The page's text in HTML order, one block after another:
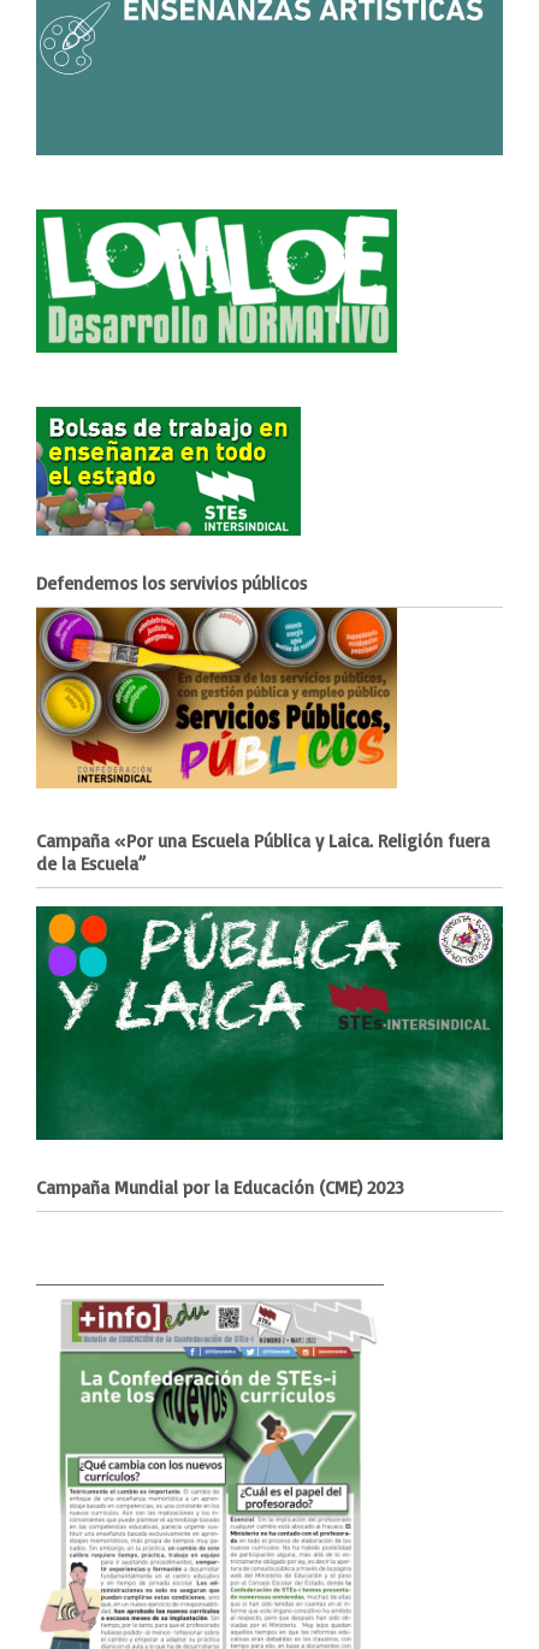
Defendemos los servivios públicos
Campaña «Por una Escuela Pública y Laica. Religión fuera
de la Escuela”
Campaña Mundial por la Educación (CME) 2023